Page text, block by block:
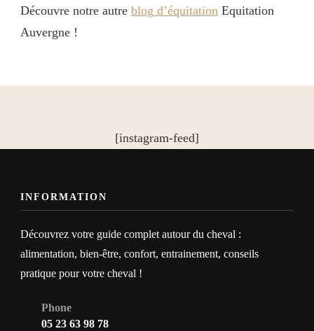
Découvre notre autre blog d’équitation Equitation
Auvergne !
[instagram-feed]
INFORMATION
Découvrez votre guide complet autour du cheval :
alimentation, bien-être, confort, entrainement, conseils
pratique pour votre cheval !
Phone
05 23 63 98 78